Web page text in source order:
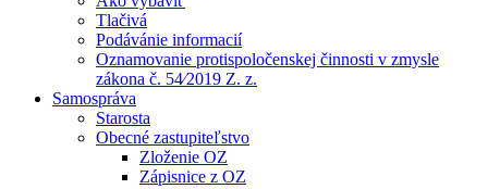
Tlačivá
Podávánie informacií
Oznamovanie protispoločenskej činnosti v zmysle
zákona č. 54⁄2019 Z. z.
Samospráva
Starosta
Obecné zastupiteľstvo
Zloženie OZ
Zápisnice z OZ